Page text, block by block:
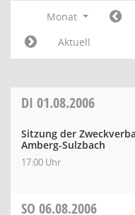
Monat
Aktuell
DI 01.08.2006
Sitzung der
Amberg-Sulzbach
17:00 Uhr
SO 06.08.2006